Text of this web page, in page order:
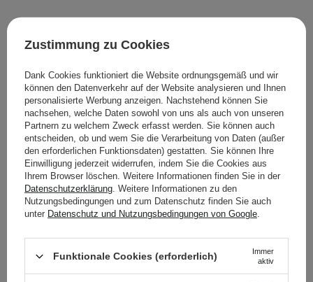
IN DEN WARENKORB IN DEN WARENKORB
Ministerstwo Dobrego
Ministerstwo Dobrego
Zustimmung zu Cookies
Dank Cookies funktioniert die Website ordnungsgemäß und wir
können den Datenverkehr auf der Website analysieren und Ihnen
personalisierte Werbung anzeigen. Nachstehend können Sie
nachsehen, welche Daten sowohl von uns als auch von unseren
Partnern zu welchem Zweck erfasst werden. Sie können auch
entscheiden, ob und wem Sie die Verarbeitung von Daten (außer
den erforderlichen Funktionsdaten) gestatten. Sie können Ihre
Einwilligung jederzeit widerrufen, indem Sie die Cookies aus
Ihrem Browser löschen. Weitere Informationen finden Sie in der
Datenschutzerklärung . Weitere Informationen zu den
Nutzungsbedingungen und zum Datenschutz finden Sie auch
unter Datenschutz und Nutzungsbedingungen von Google
Funktionale Cookies (erforderlich)
Immer
aktiv